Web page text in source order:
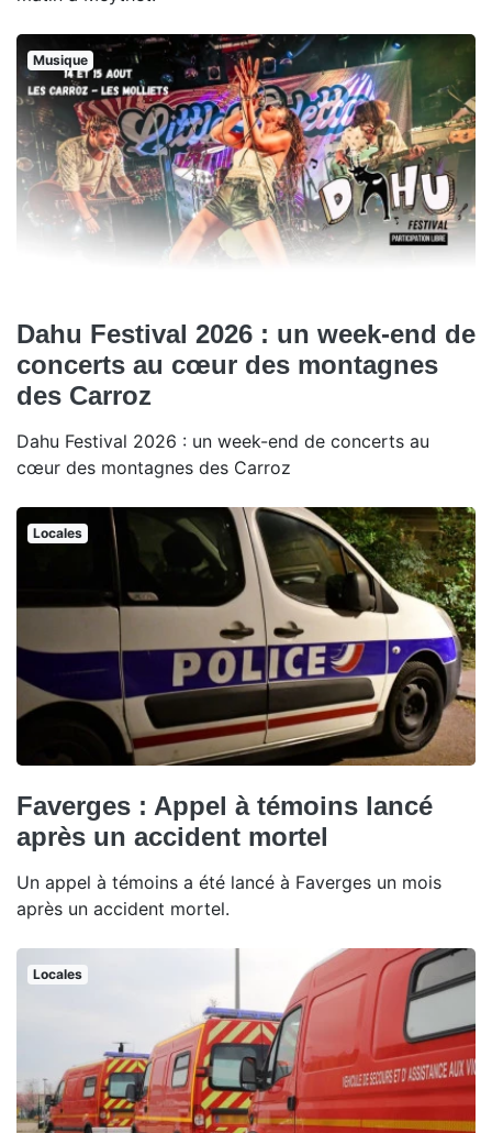
Musique
Dahu Festival 2026 : un week-end de
concerts au cœur des montagnes
des Carroz
Dahu Festival 2026 : un week-end de concerts au
cœur des montagnes des Carroz
Locales
Faverges : Appel à témoins lancé
après un accident mortel
Un appel à témoins a été lancé à Faverges un mois
après un accident mortel.
Locales